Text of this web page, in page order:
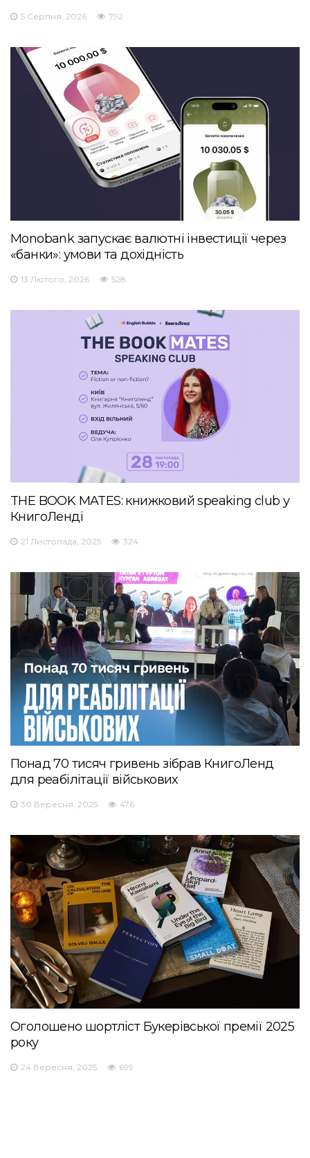
5 Серпня, 2026 792
Monobank запускає валютні інвестиції через
«банки»: умови та дохідність
13 Лютого, 2026 528
THE BOOK MATES: книжковий speaking club у
КнигоЛенді
21 Листопада, 2025 324
Понад 70 тисяч гривень зібрав КнигоЛенд
для реабілітації військових
30 Вересня, 2025 476
Оголошено шортліст Букерівської премії 2025
року
24 Вересня, 2025 699